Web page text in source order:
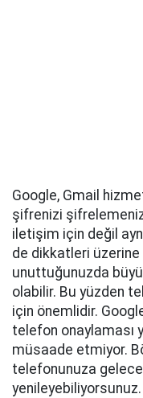
Google, Gmail
şifrenizi
iletişim için değil
de dikkatleri
unuttuğunuzda
olabilir. Bu yüzden
için önemlidir.
telefon onaylaması
müsaade etmiyor.
telefonunuza